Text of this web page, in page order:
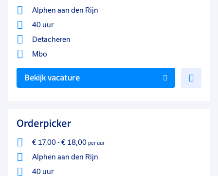
Alphen aan den Rijn
40 uur
Detacheren
Mbo
Bekijk vacature
Orderpicker
€ 17,00- € 18,00 per uur
Alphen aan den Rijn
40 uur